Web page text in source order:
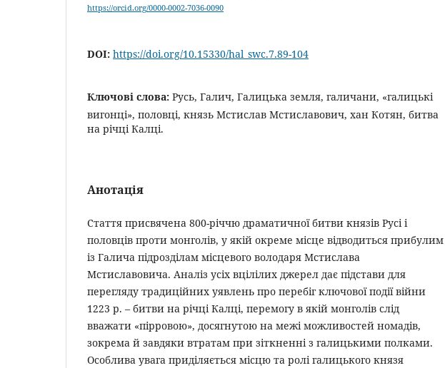
https://orcid.org/0000-0002-7036-0090
DOI: https://doi.org/10.15330/hal_swc.7.89-104
Ключові слова: Русь, Галич, Галицька земля, галичани, «галицькі
вигонці», половці, князь Мстислав Мстиславович, хан Котян, битва
на річці Калці.
Анотація
Стаття присвячена 800-річчю драматичної битви князів Русі і
половців проти монголів, у якій окреме місце відводиться прибулим
із Галича підрозділам місцевого володаря Мстислава
Мстиславовича. Аналіз усіх вцілілих джерел дає підстави для
перегляду традиційних уявлень про перебіг ключової події війни
1223 р. – битви на річці Калці, перемогу в якій монголів слід
вважати «пірровою», досягнутою на межі можливостей номадів,
зокрема й завдяки втратам при зіткненні з галицькими полками.
Особлива увага приділяється місцю та ролі галицького князя